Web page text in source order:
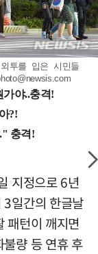
투를 입은 시민들
지정으로 6년
3일간의 한글날
패턴이 깨지면
량 등 연휴 후